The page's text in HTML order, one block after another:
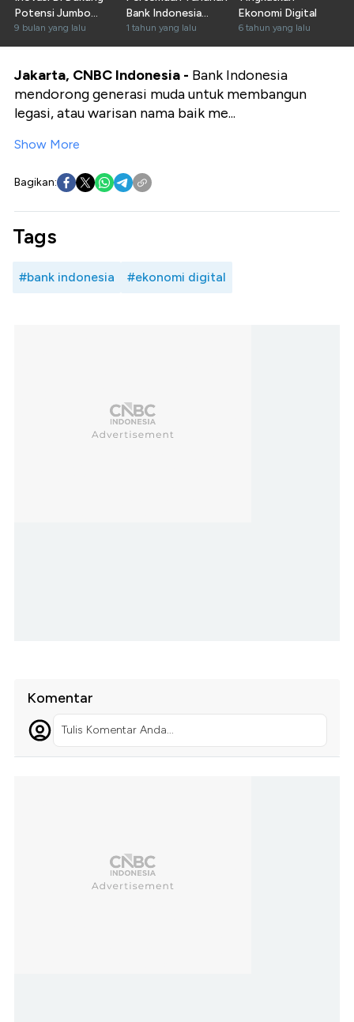
Potensi Jumbo
Ekonomi Digital RI
9 bulan yang lalu
Bank Indonesia
Digelar
1 tahun yang lalu
Ekonomi Digital
6 tahun yang lalu
Jakarta, CNBC Indonesia - Bank Indonesia
mendorong generasi muda untuk membangun
legasi, atau warisan nama baik me...
Show More
Bagikan:
Tags
#bank indonesia #ekonomi digital
Komentar
Tulis Komentar Anda...